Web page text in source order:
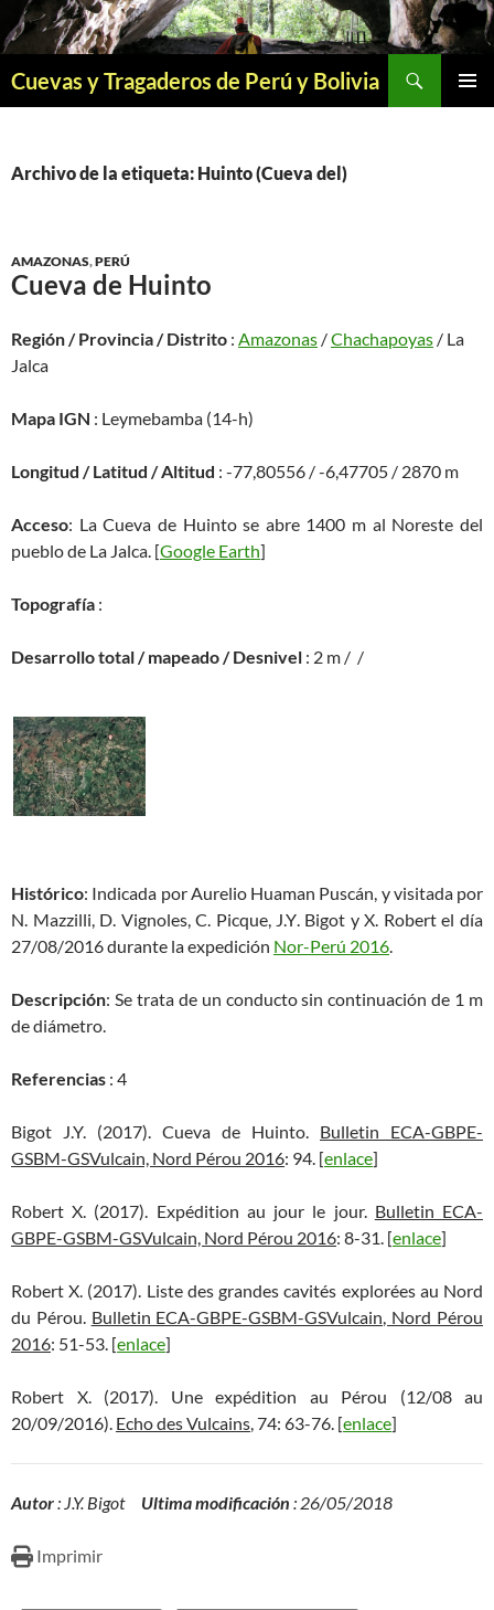
Saltar
al
Cuevas y Tragaderos de Perú y Bolivia
Archivo de la etiqueta: Huinto (Cueva del)
AMAZONAS,PERÚ
Cueva de Huinto
Región / Provincia / Distrito : Amazonas /Chachapoyas / La
Jalca
Mapa IGN : Leymebamba (14-h)
Longitud / Latitud / Altitud : -77,80556 / -6,47705 / 2870 m
Acceso: La Cueva de Huinto se abre 1400 m al Noreste del
pueblo de La Jalca. [Google Earth]
Topografía :
Desarrollo total / mapeado / Desnivel : 2 m / /
Histórico: Indicada por Aurelio Huaman Puscán, y visitada por
N. Mazzilli, D. Vignoles, C. Picque, J.Y. Bigot y X. Robert el día
27/08/2016 durante la expedición Nor-Perú 2016.
Descripción: Se trata de un conducto sin continuación de 1 m
de diámetro.
Referencias : 4
Bigot J.Y. (2017). Cueva de Huinto. Bulletin ECA-GBPE-
GSBM-GSVulcain, Nord Pérou 2016: 94. [enlace]
Robert X. (2017). Expédition au jour le jour. Bulletin ECA-
GBPE-GSBM-GSVulcain, Nord Pérou 2016: 8-31. [enlace]
Robert X. (2017). Liste des grandes cavités explorées au Nord
du Pérou. Bulletin ECA-GBPE-GSBM-GSVulcain, Nord Pérou
2016: 51-53. [enlace]
Robert X. (2017). Une expédition au Pérou (12/08 au
20/09/2016). Echo des Vulcains, 74: 63-76. [enlace]
Autor: J.Y. Bigot Ultima modificación : 26/05/2018
Imprimir